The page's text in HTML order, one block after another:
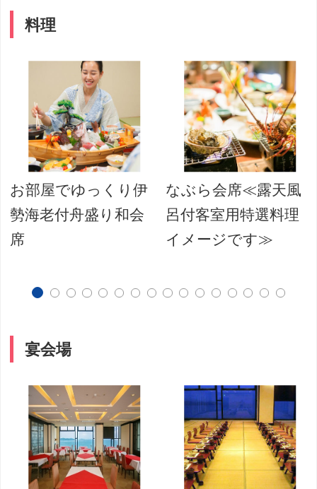
料理
お部屋でゆっくり伊
勢海老付舟盛り和会
席
なぶら会席≪露天風
呂付客室用特選料理
イメージです≫
宴会場